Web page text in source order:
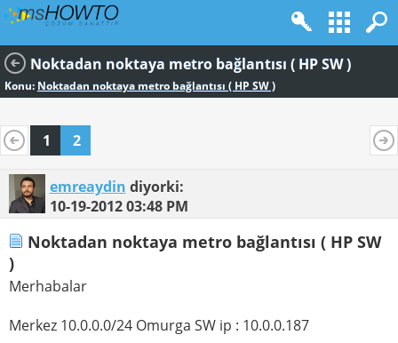
Noktadan noktaya metro bağlantısı ( HP SW )
Konu: Noktadan noktaya metro bağlantısı ( HP SW )
1 2
emreaydin diyorki:
10-19-201203:48 PM
Noktadan noktaya metro bağlantısı ( HP SW
)
Merhabalar
Merkez 10.0.0.0/24 Omurga SW ip : 10.0.0.187